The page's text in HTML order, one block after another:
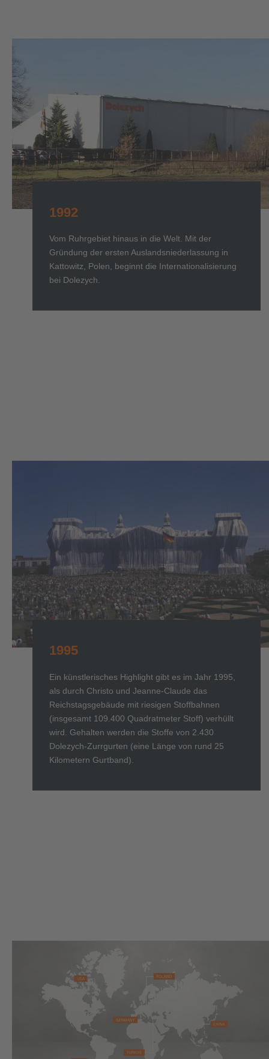
1992
Vom Ruhrgebiet hinaus in die Welt. Mit der
Gründung der ersten Auslandsniederlassung in
Kattowitz, Polen, beginnt die Internationalisierung
bei Dolezych.
1995
Ein künstlerisches Highlight gibt es im Jahr 1995,
als durch Christo und Jeanne-Claude das
Reichstagsgebäude mit riesigen Stoffbahnen
(insgesamt 109.400 Quadratmeter Stoff) verhüllt
wird. Gehalten werden die Stoffe von 2.430
Dolezych-Zurrgurten (eine Länge von rund 25
Kilometern Gurtband).